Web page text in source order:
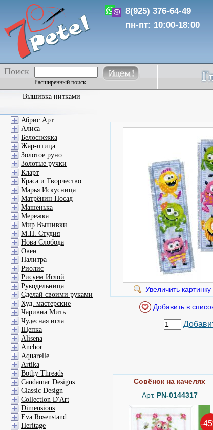
8(925) 376-64-49
пн-пт: 10:00-18:00
Поиск
Расширенный поиск
Увеличить картинку
Совёнок на качелях
Арт. PN-0144317
-
Вышивка нитками
Абрис Арт
Алиса
Белоснежка
Жар-птица
Золотое руно
Золотые ручки
Кларт
Краса и Творчество
Марья Искусница
Матрёнин Посад
Машенька
Мережка
Мир Вышивки
М.П. Студия
Нова Слобода
Овен
Палитра
Риолис
Рисуем Иглой
Рукодельница
Сделай своими руками
Худ. мастерские
Чаривна Мить
Чудесная игла
Щепка
Alisena
Anchor
Aquarelle
Artika
Bothy Threads
Candamar Designs
Classic Design
Collection D'Art
Dimensions
Eva Rosenstand
Heritage